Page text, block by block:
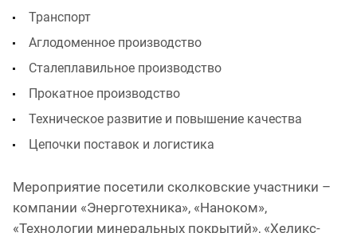
Транспорт
Аглодоменное производство
Сталеплавильное производство
Прокатное производство
Техническое развитие и повышение качества
Цепочки поставок и логистика
Мероприятие посетили сколковские участники –
компании «Энерготехника», «Наноком»,
«Технологии минеральных покрытий», «Хеликс-